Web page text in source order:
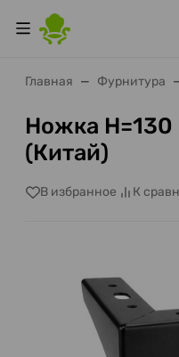
Главная Фурнитура
Ножка
(Китай)
В избранное К